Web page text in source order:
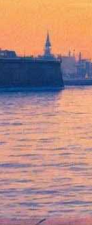
пространства и
открывалось
– Я